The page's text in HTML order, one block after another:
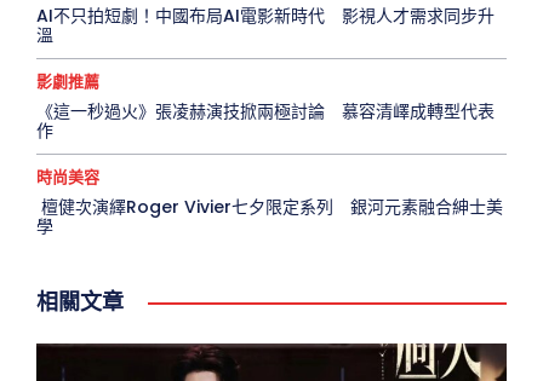
AI不只拍短劇！中國布局AI電影新時代 影視人才需求同步升
溫
影劇推薦
《這一秒過火》張凌赫演技掀兩極討論 慕容清嶧成轉型代表
作
時尚美容
檀健次演繹Roger Vivier七夕限定系列 銀河元素融合紳士美
學
相關文章